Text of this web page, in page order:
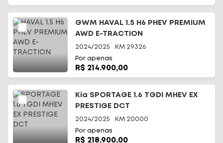
GWM HAVAL 1.5 H6 PHEV PREMIUM
AWD E-TRACTION
2024/2025 KM 29326
Por apenas
R$ 214.900,00
Kia SPORTAGE 1.6 TGDI MHEV EX
PRESTIGE DCT
2024/2025 KM 20000
Por apenas
R$ 218.900,00